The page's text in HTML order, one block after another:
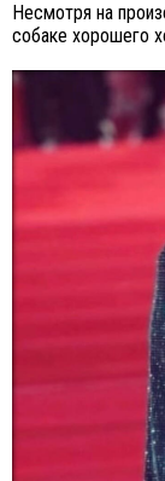
Несмотря на
собаке хорошего